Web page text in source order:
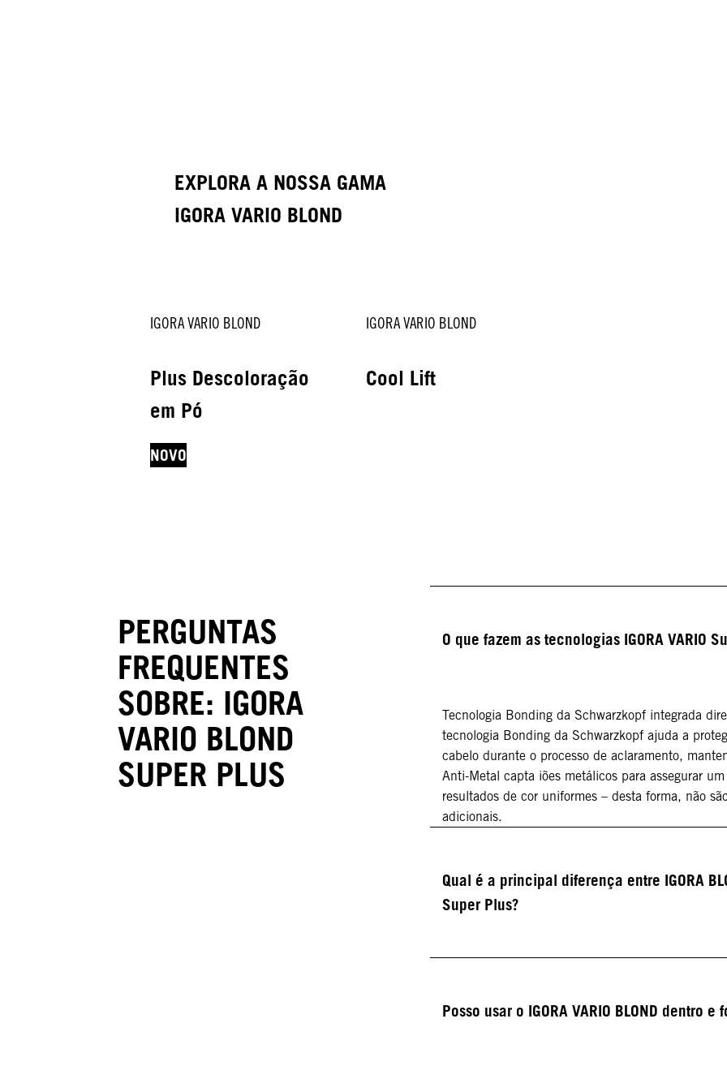
EXPLORA A NOSSA GAMA
IGORA VARIO BLOND
IGORA VARIO BLOND
Plus Descoloração
em Pó
NOVO
IGORA VARIO BLOND
Cool Lift
PERGUNTAS
FREQUENTES
SOBRE: IGORA
VARIO BLOND
SUPER PLUS
O que fazem as tecnologias IGORA VARIO
Tecnologia Bonding da Schwarzkopf integrada
tecnologia Bonding da Schwarzkopf ajuda a
cabelo durante o processo de aclaramento,
Anti-Metal capta iões metálicos para assegurar
resultados de cor uniformes – desta forma, não
adicionais.
Qual é a principal diferença entre IGORA
Super Plus?
Posso usar o IGORA VARIO BLOND dentro